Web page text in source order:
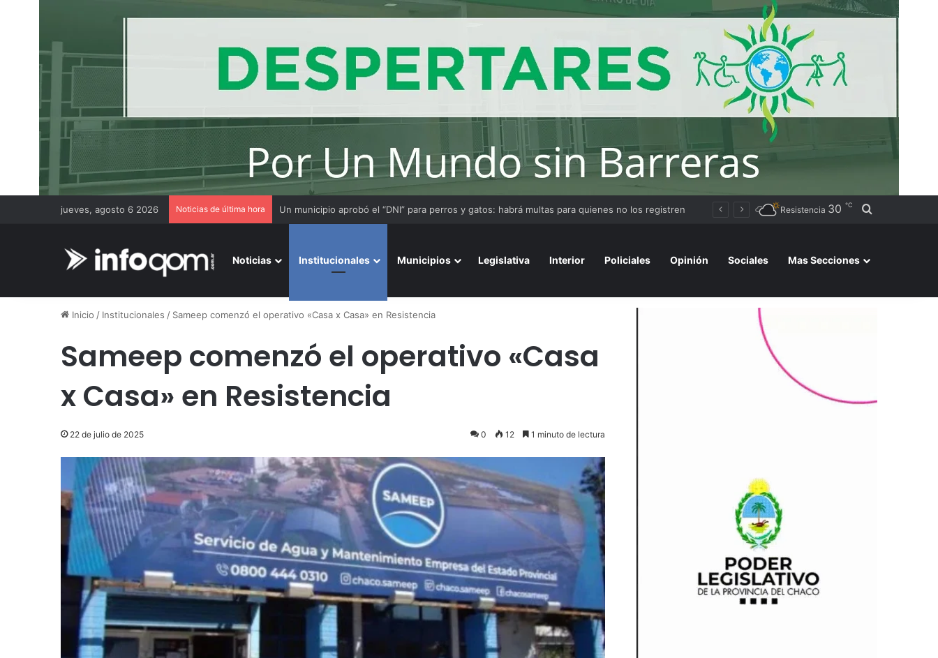
jueves, agosto 6 2026 Noticias de última hora Resistencia 30 ℃ Buscar por
Noticias Institucionales Municipios Legislativa Interior Policiales Opinión Sociales Mas Secciones
Inicio / Institucionales / Sameep comenzó el operativo «Casa x Casa» en Resistencia
Sameep comenzó el operativo «Casa
x Casa» en Resistencia
22 de julio de 2025 0 12 1 minuto de lectura